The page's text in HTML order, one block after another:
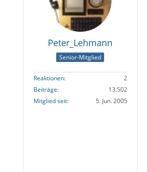
Peter_Lehmann
Senior-Mitglied
Reaktionen
2
Beiträge
13.502
Mitglied seit
5. Jun. 2005